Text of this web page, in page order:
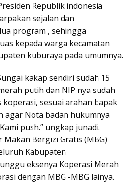
Republik indonesia
sejalan dan
program , sehingga
kepada warga kecamatan
kuburaya pada umumnya.
kakap sendiri sudah 15
putih dan NIP nya sudah
sesuai arahan bapak
agar Nota badan hukumnya
push.” ungkap junadi.
Bergizi Gratis (MBG)
Kabupaten
eksenya Koperasi Merah
dengan MBG -MBG lainya.